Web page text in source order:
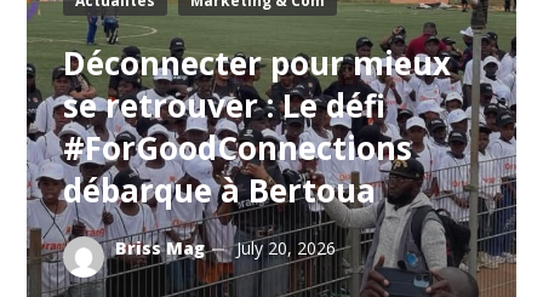
Déconnecter pour mieux
se retrouver : Le défi
#ForGoodConnections
débarque à Bertoua
Briss Mag July 20, 2026